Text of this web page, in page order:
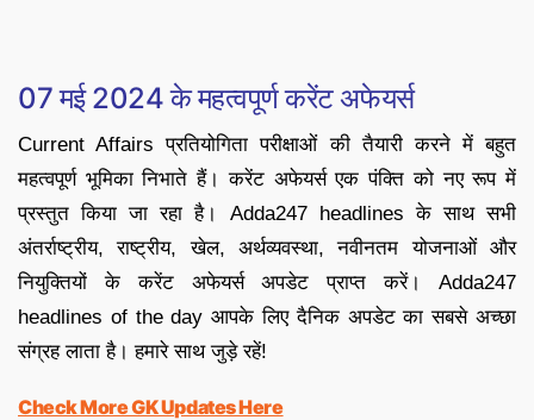
07 मई 2024 के महत्वपूर्ण करेंट अफेयर्स
Current Affairs प्रतियोगिता परीक्षाओं की तैयारी करने में बहुत
महत्वपूर्ण भूमिका निभाते हैं। करेंट अफेयर्स एक पंक्ति को नए रूप में
प्रस्तुत किया जा रहा है। Adda247 headlines के साथ सभी
अंतर्राष्ट्रीय, राष्ट्रीय, खेल, अर्थव्यवस्था, नवीनतम योजनाओं और
नियुक्तियों के करेंट अफेयर्स अपडेट प्राप्त करें। Adda247
headlines of the day आपके लिए दैनिक अपडेट का सबसे अच्छा
संग्रह लाता है। हमारे साथ जुड़े रहें!
Check More GK Updates Here